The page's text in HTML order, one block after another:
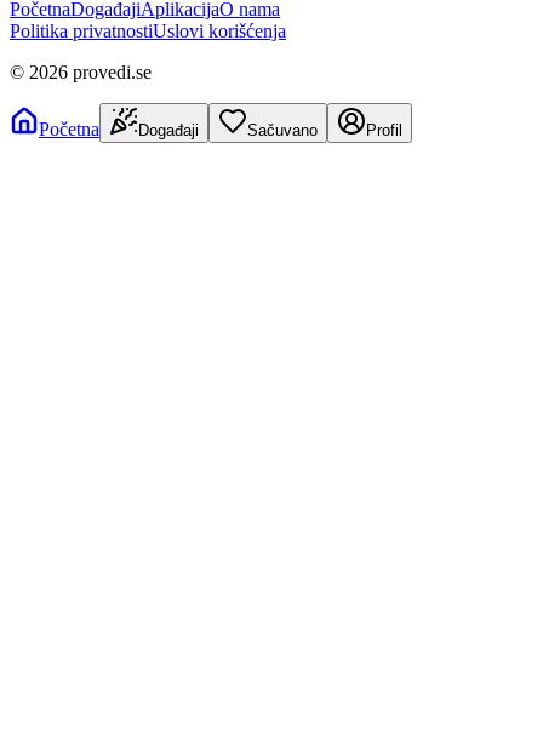
PočetnaDogađajiAplikacijaO nama
Politika privatnostiUslovi korišćenja
© 2026 provedi.se
Početna Događaji Sačuvano Profil